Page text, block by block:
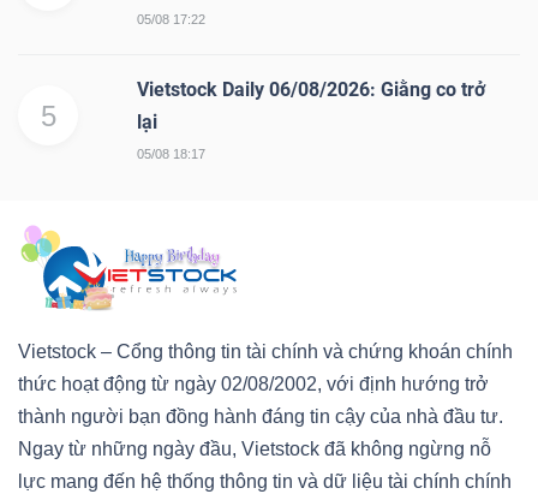
05/08 17:22
5
Vietstock Daily 06/08/2026: Giằng co trở
lại
05/08 18:17
Vietstock – Cổng thông tin tài chính và chứng khoán chính
thức hoạt động từ ngày 02/08/2002, với định hướng trở
thành người bạn đồng hành đáng tin cậy của nhà đầu tư.
Ngay từ những ngày đầu, Vietstock đã không ngừng nỗ
lực mang đến hệ thống thông tin và dữ liệu tài chính chính